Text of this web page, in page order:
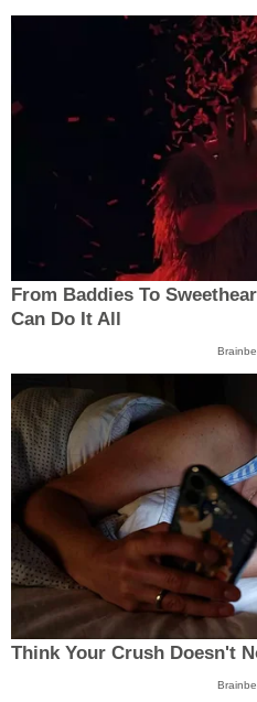
From Baddies To
Can Do It All
Think Your Crush Doesn't